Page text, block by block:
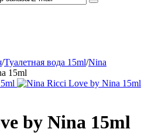
/Туалетная вода 15ml/Nina
15ml
by Nina 15ml